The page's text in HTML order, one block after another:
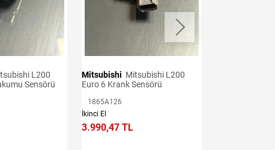
Sensörü
Mitsubishi
Euro 6 Krank Sensörü
1865A126
İkinci El
3.990,47 TL